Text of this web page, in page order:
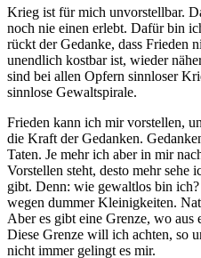
Krieg ist für mich unvorstellbar.
noch nie einen erlebt. Dafür bin
rückt der Gedanke, dass Frieden
unendlich kostbar ist, wieder
sind bei allen Opfern sinnloser
sinnlose Gewaltspirale.
Frieden kann ich mir vorstellen,
die Kraft der Gedanken.
Taten. Je mehr ich aber in mir
Vorstellen steht, desto mehr sehe
gibt. Denn: wie gewaltlos bin
wegen dummer Kleinigkeiten.
Aber es gibt eine Grenze, wo
Diese Grenze will ich achten, so
nicht immer gelingt es mir.